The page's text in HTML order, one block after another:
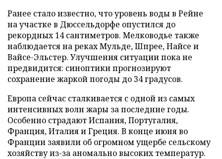
Ранее стало известно, что уровень воды в Рейне
на участке в Дюссельдорфе опустился до
рекордных 14 сантиметров. Мелководье также
наблюдается на реках Мульде, Шпрее, Найсе и
Вайсе-Эльстер. Улучшения ситуации пока не
предвидится: синоптики прогнозируют
сохранение жаркой погоды до 34 градусов.
Европа сейчас сталкивается с одной из самых
интенсивных волн жары за последние годы.
Особенно страдают Испания, Португалия,
Франция, Италия и Греция. В конце июня во
Франции заявили об огромном ущербе сельскому
хозяйству из-за аномально высоких температур.